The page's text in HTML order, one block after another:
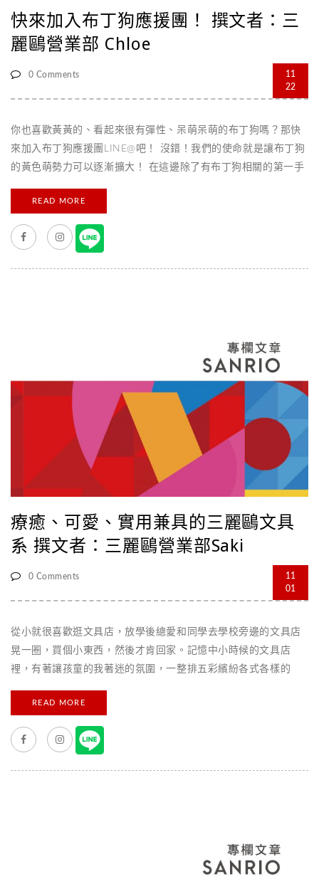
快來加入布丁狗應援團！ 撰文者：三
麗鷗營業部 Chloe
0 Comments
11
22
你也喜歡黃黃的、看起來很有彈性、呆萌呆萌的布丁狗嗎？那快
來加入布丁狗應援團LINE@吧！ 沒錯！我們的使命就是讓布丁狗
的黃色萌勢力可以逐漸擴大！ 在這邊除了有布丁狗相關的第一手
與超萌的布丁狗近距離接觸的機會唷！ 布丁狗穿上應援團團服後
好帥氣呀！ 一起來看看應援團有什麼豐富的內容吧！ 專屬抽獎
活動 為了壯大應援團的規模，不定期會舉辦招募活動，最棒的是
的布丁狗會不定期的準備專屬手機桌布， 不管是端午節還是9/9
狗狗節，布丁狗都跟大家一起參與生活中的每一天！ 慶生會 一
年一度的重要節日當然不能忘記囉，邀請團員們為布丁狗盛大慶
祝。 大家一起唱歌吃蛋糕、分享自己的布丁狗 [...]
READ MORE
療癒、可愛、實用兼具的三麗鷗文具
系 撰文者：三麗鷗營業部Saki
0 Comments
11
01
從小就很喜歡逛文具店，放學後總愛和同學去學校旁邊的文具店
晃一圈，買個小東西，然後才肯回家。記憶中小時候的文具店
裡，有著讓孩童的我著迷的氛圍，一整排五彩繽紛各式各樣的
像我的小天堂一般讓人流連忘返。在筆架前的白紙上試了半天的
筆，最後才選了一支最喜歡的有香味的筆，掏出自己少少的零用
錢到櫃台付帳。 記得小學的時候三麗鷗的文具都是舶來品，只要
便利，功能性更多。而文具也慢慢升級為包包裡的時尚配件之
一。到底有多少令人眼睛一亮的三麗鷗系列文具呢？請讓我來為
READ MORE